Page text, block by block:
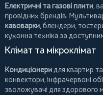
Електричні та газові плити,
провідних брендів.
кавоварки,блендери,
кухонна техніка за
Клімат та мікроклімат
Кондиціонеридля квартир та
конвектори,інфрачервоні
зволожувачі для здорового